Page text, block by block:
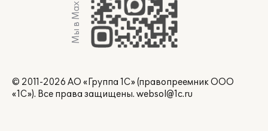
Мы в Max
© 2011-2026 АО «Группа 1С» (правопреемник ООО
«1С»). Все права защищены. websol@1c.ru